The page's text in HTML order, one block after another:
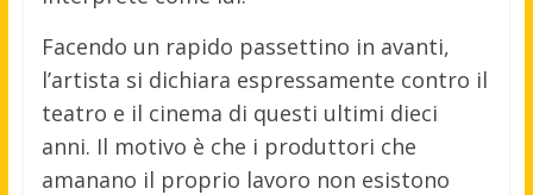
Facendo un rapido passettino in avanti,
l’artista si dichiara espressamente contro il
teatro e il cinema di questi ultimi dieci
anni. Il motivo è che i produttori che
amanano il proprio lavoro non esistono